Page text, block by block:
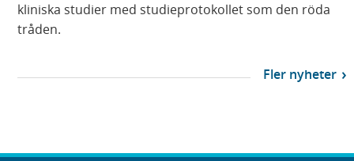
kliniska studier med studieprotokollet som den röda
tråden.
Fler nyheter